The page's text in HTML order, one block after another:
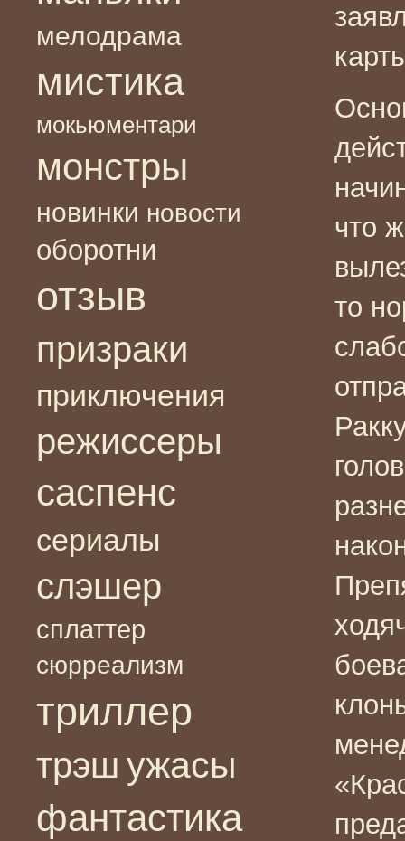
мелодрама
мистика
мокьюментари
монстры
новинки новости
оборотни
отзыв
призраки
приключения
режиссеры
саспенс
сериалы
слэшер
сплаттер
сюрреализм
триллер
трэш ужасы
фантастика
что
то